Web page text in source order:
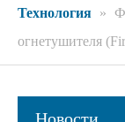
Технология »
огнетушителя